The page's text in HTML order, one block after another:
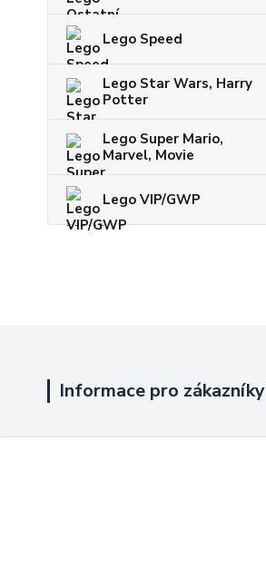
Lego Speed
Lego Star Wars, Harry
Potter
Lego Super Mario,
Marvel, Movie
Lego VIP/GWP
Informace pro zákazníky